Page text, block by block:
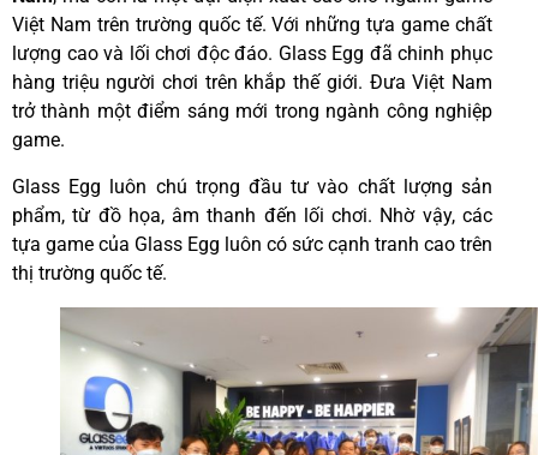
Việt Nam trên trường quốc tế. Với những tựa game chất
lượng cao và lối chơi độc đáo. Glass Egg đã chinh phục
hàng triệu người chơi trên khắp thế giới. Đưa Việt Nam
trở thành một điểm sáng mới trong ngành công nghiệp
game.
Glass Egg luôn chú trọng đầu tư vào chất lượng sản
phẩm, từ đồ họa, âm thanh đến lối chơi. Nhờ vậy, các
tựa game của Glass Egg luôn có sức cạnh tranh cao trên
thị trường quốc tế.